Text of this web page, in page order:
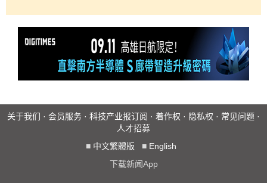
关于我们 · 会员服务 · 科技产业报订阅 · 着作权 · 隐私权 · 常见问题 ·
人才招募
■ 中文繁體版 ■ English
下载新闻App